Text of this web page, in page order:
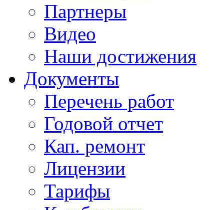
Партнеры
Видео
Наши достижения
Документы
Перечень работ
Годовой отчет
Кап. ремонт
Лицензии
Тарифы